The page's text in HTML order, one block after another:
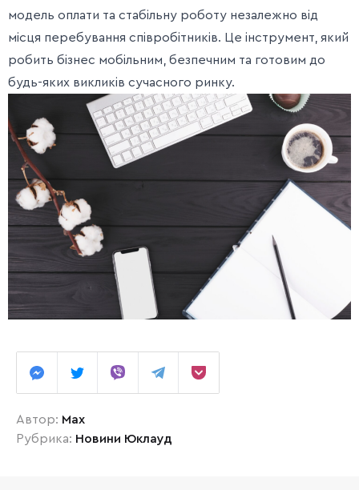
модель оплати та стабільну роботу незалежно від
місця перебування співробітників. Це інструмент, який
робить бізнес мобільним, безпечним та готовим до
будь-яких викликів сучасного ринку.
Автор: Max
Рубрика: Новини Юклауд